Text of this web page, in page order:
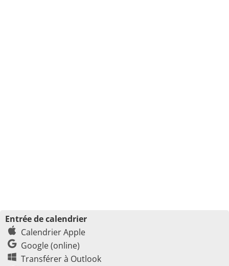
Entrée de calendrier
Calendrier Apple
Google (online)
Transférer à Outlook